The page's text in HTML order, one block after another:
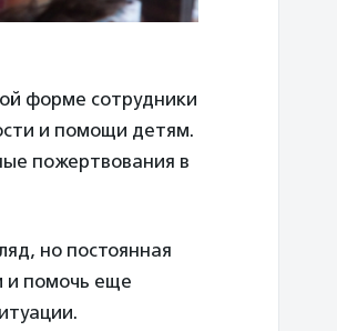
форме сотрудники
и помощи детям.
пожертвования в
но постоянная
и помочь еще